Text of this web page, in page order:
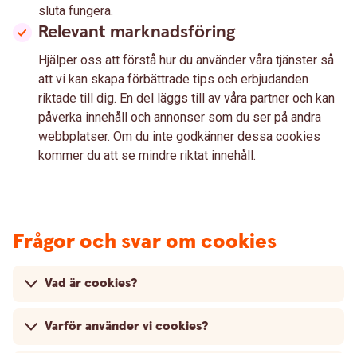
sluta fungera.
Relevant marknadsföring
Hjälper oss att förstå hur du använder våra tjänster så
att vi kan skapa förbättrade tips och erbjudanden
riktade till dig. En del läggs till av våra partner och kan
påverka innehåll och annonser som du ser på andra
webbplatser. Om du inte godkänner dessa cookies
kommer du att se mindre riktat innehåll.
Frågor och svar om cookies
Vad är cookies?
Varför använder vi cookies?